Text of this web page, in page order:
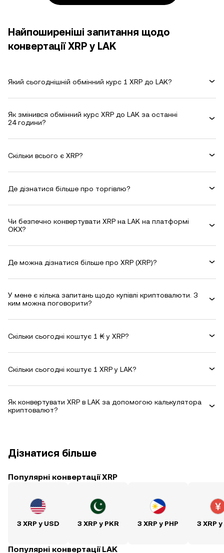
Найпоширеніші запитання щодо
конвертації XRP у LAK
Який сьогоднішній обмінний курс 1 XRP до LAK?
Як змінився обмінний курс XRP до LAK за останні
24 години?
Скільки всього є XRP?
Де дізнатися більше про торгівлю?
Чи безпечно конвертувати XRP на LAK на платформі
OKX?
Де можна дізнатися більше про XRP (XRP)?
У мене є кілька запитань щодо купівлі криптовалюти. З
ким можна поговорити?
Скільки сьогодні коштує 1 ₭ у XRP?
Скільки сьогодні коштує 1 XRP у LAK?
Як конвертувати XRP в LAK за допомогою калькулятора
криптовалют?
Дізнатися більше
Популярні конвертації XRP
З XRP у USD З XRP у PKR З XRP у PHP З XRP
Популярні конвертації LAK